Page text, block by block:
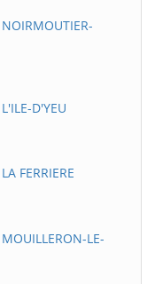
D'YEU
FERRIERE
LE-